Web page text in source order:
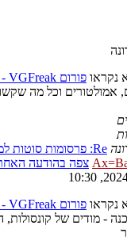
פורום VGFreak - כללי
אמולטורים וכל מה
Re: פרסומות סוטות למשחקי וידא…
צפה בהודעה
פורום VGFreak - טכני
- מודים של